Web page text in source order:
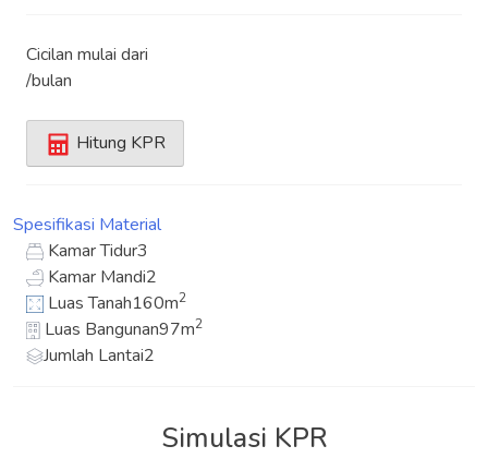
Cicilan mulai dari
/bulan
Hitung KPR
Spesifikasi Material
Kamar Tidur3
Kamar Mandi2
Luas Tanah160m2
Luas Bangunan97m2
Jumlah Lantai2
Simulasi KPR